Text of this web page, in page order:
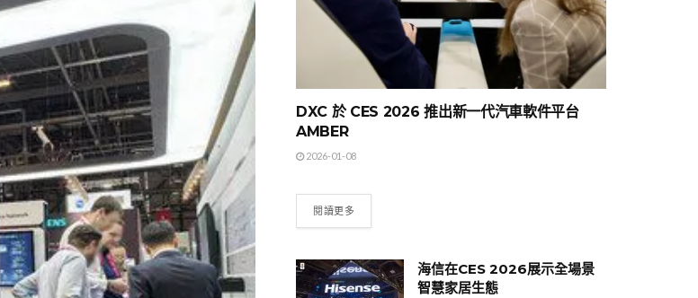
DXC 於 CES 2026 推出新一代汽車軟件平台
AMBER
2026-01-08
閱讀更多
海信在CES 2026展示全場景
智慧家居生態